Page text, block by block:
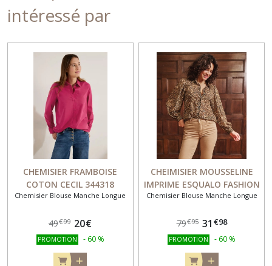
intéressé par
CHEMISIER FRAMBOISE
COTON CECIL 344318
Chemisier Blouse Manche Longue
49€99 20€
PROMOTION - 60 %
CHEIMISIER MOUSSELINE
IMPRIME ESQUALO FASHION
14705
Chemisier Blouse Manche Longue
79€95 31 €98
PROMOTION - 60 %